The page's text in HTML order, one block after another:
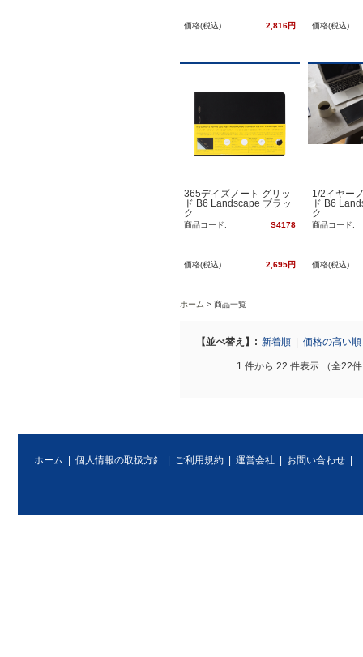
価格(税込) 2,816円 価格(税込)
365デイズノート グリッ
ド B6 Landscape ブラッ
ク
商品コード: S4178
価格(税込) 2,695円
1/2イヤー
ド B6
ク
商品コード:
価格(税込)
ホーム 商品一覧
【並べ替え】: 新着順 価格の高い順
1 件から 22 件表示 （全22
ホーム 個人情報の取扱方針 ご利用規約 運営会社 お問い合わせ